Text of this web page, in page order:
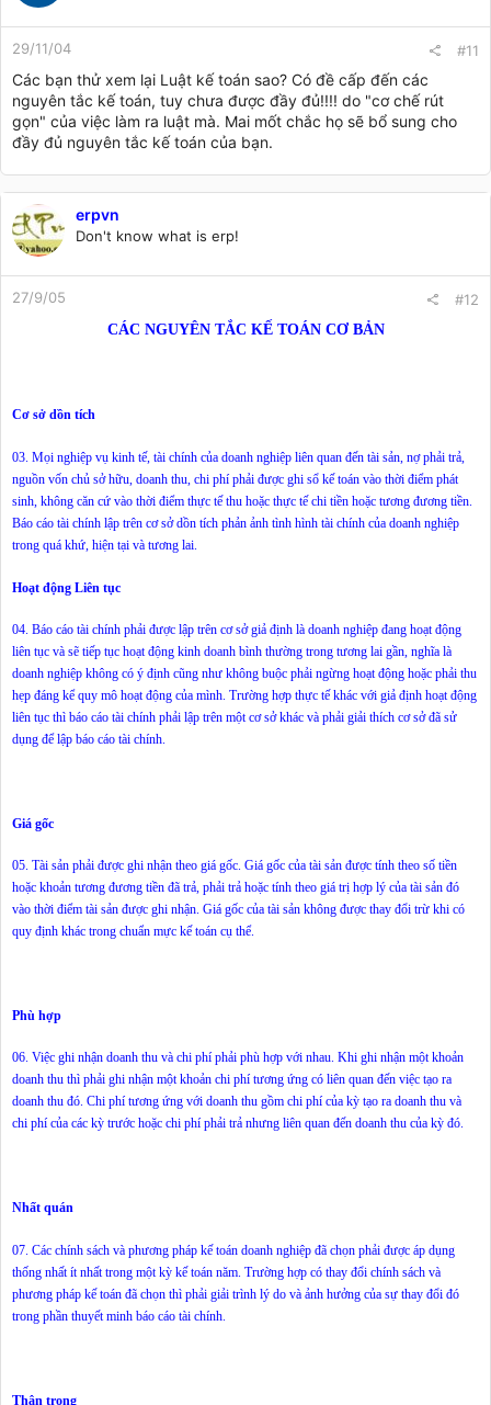
29/11/04 #11
Các bạn thử xem lại Luật kế toán sao? Có đề cấp đến các
nguyên tắc kế toán, tuy chưa được đầy đủ!!!! do "cơ chế rút
gọn" của việc làm ra luật mà. Mai mốt chắc họ sẽ bổ sung cho
đầy đủ nguyên tắc kế toán của bạn.
erpvn
Don't know what is erp!
27/9/05 #12
CÁC NGUYÊN TẮC KẾ TOÁN CƠ BẢN
Cơ sở dồn tích
03. Mọi nghiệp vụ kinh tế, tài chính của doanh nghiệp liên quan đến tài sản, nợ phải trả,
nguồn vốn chủ sở hữu, doanh thu, chi phí phải được ghi sổ kế toán vào thời điểm phát
sinh, không căn cứ vào thời điểm thực tế thu hoặc thực tế chi tiền hoặc tương đương tiền.
Báo cáo tài chính lập trên cơ sở dồn tích phản ảnh tình hình tài chính của doanh nghiệp
trong quá khứ, hiện tại và tương lai.
Hoạt động Liên tục
04. Báo cáo tài chính phải được lập trên cơ sở giả định là doanh nghiệp đang hoạt động
liên tục và sẽ tiếp tục hoạt động kinh doanh bình thường trong tương lai gần, nghĩa là
doanh nghiệp không có ý định cũng như không buộc phải ngừng hoạt động hoặc phải thu
hẹp đáng kể quy mô hoạt động của mình. Trường hợp thực tế khác với giả định hoạt động
liên tục thì báo cáo tài chính phải lập trên một cơ sở khác và phải giải thích cơ sở đã sử
dụng để lập báo cáo tài chính.
Giá gốc
05. Tài sản phải được ghi nhận theo giá gốc. Giá gốc của tài sản được tính theo số tiền
hoặc khoản tương đương tiền đã trả, phải trả hoặc tính theo giá trị hợp lý của tài sản đó
vào thời điểm tài sản được ghi nhận. Giá gốc của tài sản không được thay đổi trừ khi có
quy định khác trong chuẩn mực kế toán cụ thể.
Phù hợp
06. Việc ghi nhận doanh thu và chi phí phải phù hợp với nhau. Khi ghi nhận một khoản
doanh thu thì phải ghi nhận một khoản chi phí tương ứng có liên quan đến việc tạo ra
doanh thu đó. Chi phí tương ứng với doanh thu gồm chi phí của kỳ tạo ra doanh thu và
chi phí của các kỳ trước hoặc chi phí phải trả nhưng liên quan đến doanh thu của kỳ đó.
Nhất quán
07. Các chính sách và phương pháp kế toán doanh nghiệp đã chọn phải được áp dụng
thống nhất ít nhất trong một kỳ kế toán năm. Trường hợp có thay đổi chính sách và
phương pháp kế toán đã chọn thì phải giải trình lý do và ảnh hưởng của sự thay đổi đó
trong phần thuyết minh báo cáo tài chính.
Thận trọng